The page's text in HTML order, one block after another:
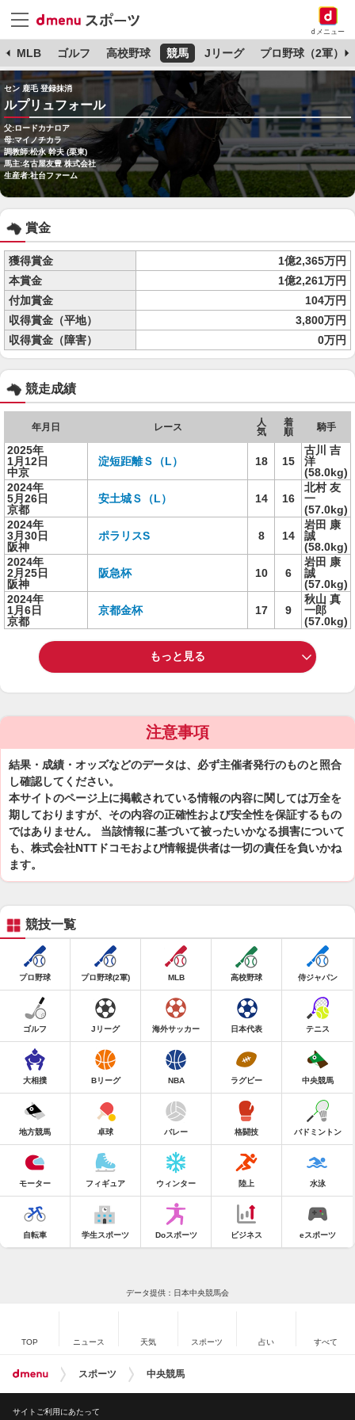
dメニュー
MLB ゴルフ 高校野球 競馬 Jリーグ プロ野球（2軍）
セン 鹿毛 登録抹消
ルプリュフォール
父:ロードカナロア
母:マイノチカラ
調教師:松永 幹夫 (栗東)
馬主:名古屋友豊 株式会社
生産者:社台ファーム
賞金
獲得賞金
1億2,365万円
本賞金
1億2,261万円
付加賞金
104万円
収得賞金（平地）
3,800万円
収得賞金（障害）
0万円
競走成績
年月日 レース
人
気
着
順
騎手
2025年
1月12日
中京
淀短距離Ｓ（L） 18 15
古川 吉
洋
(58.0kg)
2024年
5月26日
京都
安土城Ｓ（L） 14 16
北村 友
一
(57.0kg)
2024年
3月30日
阪神
ポラリスS 8 14
岩田 康
誠
(58.0kg)
2024年
2月25日
阪神
阪急杯 10 6
岩田 康
誠
(57.0kg)
2024年
1月6日
京都
京都金杯 17 9
秋山 真
一郎
(57.0kg)
もっと見る
注意事項
結果・成績・オッズなどのデータは、必ず主催者発行のものと照合
し確認してください。
本サイトのページ上に掲載されている情報の内容に関しては万全を
期しておりますが、その内容の正確性および安全性を保証するもの
ではありません。 当該情報に基づいて被ったいかなる損害について
も、株式会社NTTドコモおよび情報提供者は一切の責任を負いかね
ます。
競技一覧
プロ野球 プロ野球(2軍) MLB 高校野球 侍ジャパン
ゴルフ Jリーグ 海外サッカー 日本代表 テニス
大相撲 Bリーグ NBA ラグビー 中央競馬
地方競馬 卓球 バレー 格闘技 バドミントン
モーター フィギュア ウィンター 陸上 水泳
自転車 学生スポーツ Doスポーツ ビジネス eスポーツ
データ提供：日本中央競馬会
TOP ニュース 天気 スポーツ 占い すべて
スポーツ 中央競馬
サイトご利用にあたって